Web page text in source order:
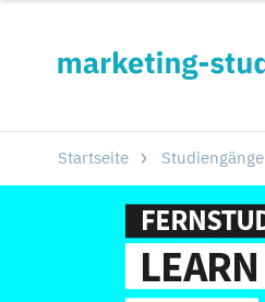
Startseite Studiengänge